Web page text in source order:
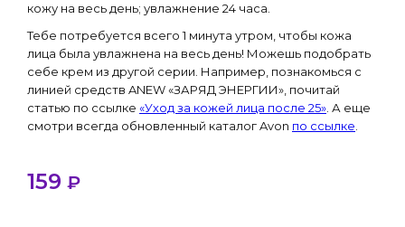
кожу на весь день; увлажнение 24 часа.
Тебе потребуется всего 1 минута утром, чтобы кожа
лица была увлажнена на весь день! Можешь подобрать
себе крем из другой серии. Например, познакомься с
линией средств ANEW «ЗАРЯД ЭНЕРГИИ», почитай
статью по ссылке «Уход за кожей лица после 25» . А еще
смотри всегда обновленный каталог Avon по ссылке
159 ₽